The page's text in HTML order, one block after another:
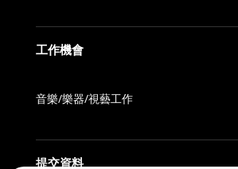
工作機會
音樂/樂器/視藝工作
提交資料